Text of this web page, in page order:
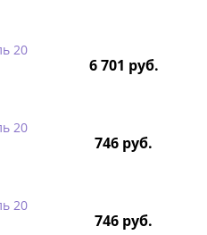
20
6 701 руб.
20
746 руб.
20
746 руб.